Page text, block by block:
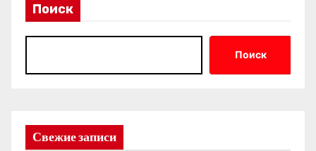
Поиск
Поиск
Свежие записи